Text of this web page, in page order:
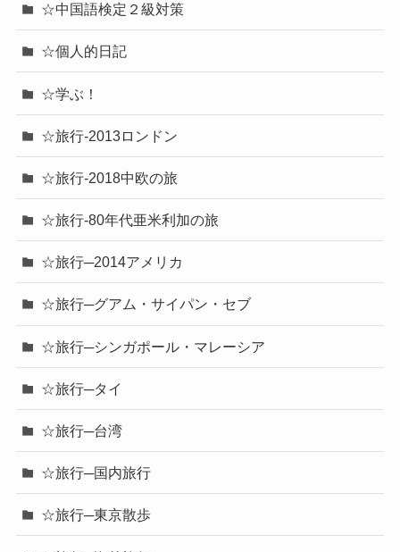
☆中国語検定２級対策
☆個人的日記
☆学ぶ！
☆旅行-2013ロンドン
☆旅行-2018中欧の旅
☆旅行-80年代亜米利加の旅
☆旅行─2014アメリカ
☆旅行─グアム・サイパン・セブ
☆旅行─シンガポール・マレーシア
☆旅行─タイ
☆旅行─台湾
☆旅行─国内旅行
☆旅行─東京散歩